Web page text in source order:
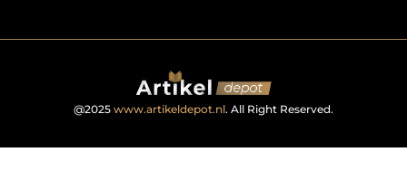
@2025 www.artikeldepot.nl. All Right Reserved.